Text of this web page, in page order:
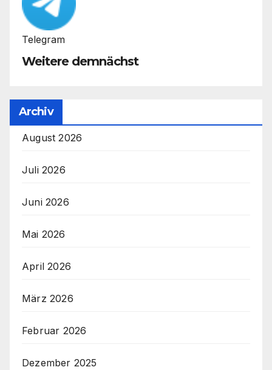
Telegram
Weitere demnächst
Archiv
August 2026
Juli 2026
Juni 2026
Mai 2026
April 2026
März 2026
Februar 2026
Dezember 2025